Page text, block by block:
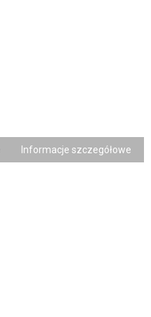
Informacje szczegółowe